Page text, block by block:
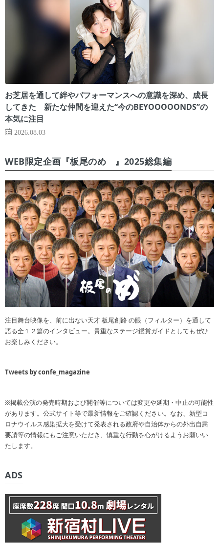
お芝居を通して絆やパフォーマンスへの意識を深め、成長
してきた 新たな仲間を迎えた“今のBEYOOOOONDS”の
本気に注目
2026.08.03
WEB限定企画『板尾のめ゙』2025総集編
注目舞台映像を、前に出ない天才 板尾創路 の眼（フィルター）を通して
語る全１２篇のインタビュー。貴重なステージ鑑賞ガイドとしてもぜひ
お楽しみください。
Tweets by confe_magazine
※掲載公演の発売時期および開催等については変更や延期・中止の可能性
があります。公式サイト等で最新情報をご確認ください。なお、新型コ
ロナウイルス感染拡大を受けて発表される政府や自治体からの外出自粛
要請等の情報にもご注意いただき、慎重な行動を心がけるようお願いい
たします。
ADS